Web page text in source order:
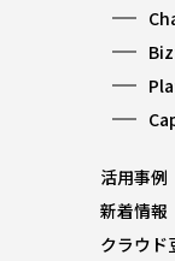
活用事例
新着情報
クラウド